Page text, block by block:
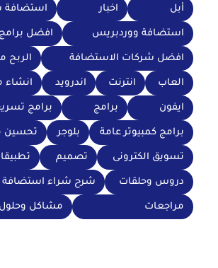
أبل اخبار استضافة
استضافة ووردبريس افضل برامج
افضل شركات الاستضافة الربح
العاب انترنت اندرويد انشاء
ايفون برامج برامج
برامج كمبيوتر عامة بلوجر تحسين
تسويق الكترونى تصميم
دروس وحلقات شرح شراء استضافة
مراجعات مشاكل وحلول